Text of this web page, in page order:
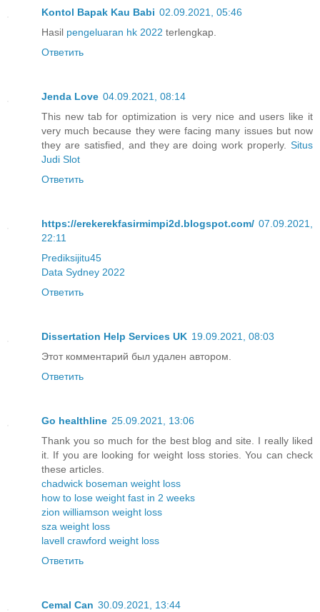
Kontol Bapak Kau Babi 02.09.2021, 05:46
Hasil pengeluaran hk 2022 terlengkap.
Ответить
Jenda Love 04.09.2021, 08:14
This new tab for optimization is very nice and users like it
very much because they were facing many issues but now
they are satisfied, and they are doing work properly. Situs
Judi Slot
Ответить
https://erekerekfasirmimpi2d.blogspot.com/ 07.09.2021,
22:11
Prediksijitu45
Data Sydney 2022
Ответить
Dissertation Help Services UK 19.09.2021, 08:03
Этот комментарий был удален автором.
Ответить
Go healthline 25.09.2021, 13:06
Thank you so much for the best blog and site. I really liked
it. If you are looking for weight loss stories. You can check
these articles.
chadwick boseman weight loss
how to lose weight fast in 2 weeks
zion williamson weight loss
sza weight loss
lavell crawford weight loss
Ответить
Cemal Can 30.09.2021, 13:44